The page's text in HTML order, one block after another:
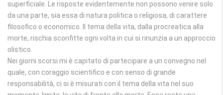
superficiale. Le risposte evidentemente non possono venire solo
da una parte, sia essa di natura politica o religiosa, di carattere
filosofico o economico. Il tema della vita, dalla procreatica alla
morte, rischia sconfitte ogni volta in cui si rinunzia a un approccio
olistico.
Nei giorni scorsi mi è capitato di partecipare a un convegno nel
quale, con coraggio scientifico e con senso di grande
responsabilità, ci si è misurati con il tema della vita nel suo